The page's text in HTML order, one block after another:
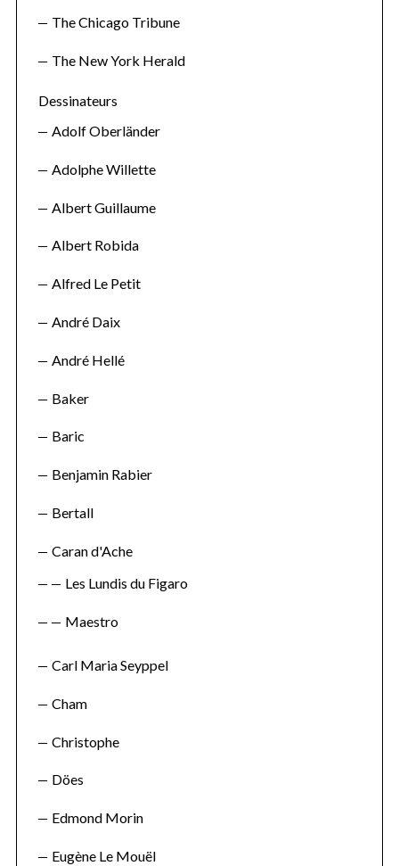
The Chicago Tribune
The New York Herald
Dessinateurs
Adolf Oberländer
Adolphe Willette
Albert Guillaume
Albert Robida
Alfred Le Petit
André Daix
André Hellé
Baker
Baric
Benjamin Rabier
Bertall
Caran d'Ache
Les Lundis du Figaro
Maestro
Carl Maria Seyppel
Cham
Christophe
Döes
Edmond Morin
Eugène Le Mouël
e
r
h
o
: